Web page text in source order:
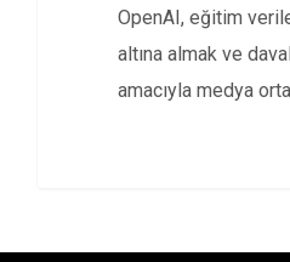
OpenAI, eğitim
altına almak ve
amacıyla medya